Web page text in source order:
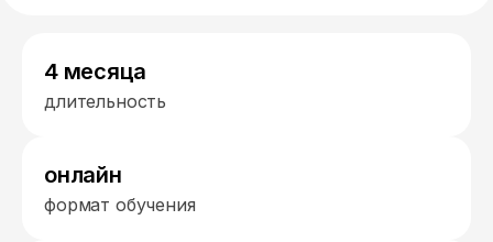
4 месяца
длительность
онлайн
формат обучения